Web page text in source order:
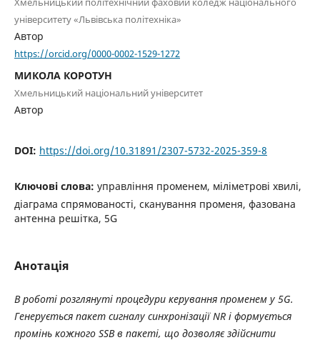
університету «Львівська політехніка»
Автор
https://orcid.org/0000-0002-1529-1272
МИКОЛА КОРОТУН
Хмельницький національний університет
Автор
DOI: https://doi.org/10.31891/2307-5732-2025-359-8
Ключові слова: управління променем, міліметрові хвилі,
діаграма спрямованості, сканування променя, фазована
антенна решітка, 5G
Анотація
В роботі розглянуті процедури керування променем у 5G.
Генерується пакет сигналу синхронізації NR і формується
промінь кожного SSB в пакеті, що дозволяє здійснити